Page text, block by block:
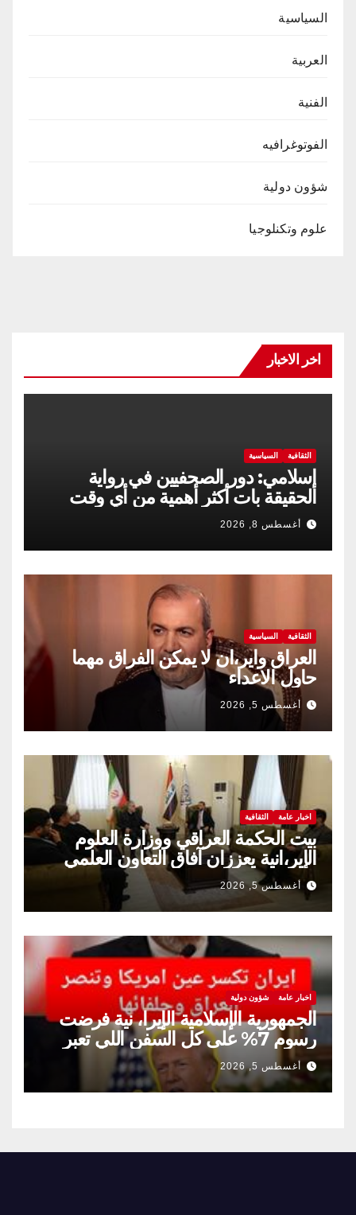
السياسية
العربية
الفنية
الفوتوغرافيه
شؤون دولية
علوم وتكنلوجيا
اخر الاخبار
الثقافية السياسية
إسلامي: دور الصحفيين في رواية
الحقيقة بات أكثر أهمية من أي وقت
مضى
أغسطس 8, 2026
الثقافية السياسية
العراق واير،ان لا يمكن الفراق مهما
حاول الاعداء
أغسطس 5, 2026
اخبار عامة الثقافية
بيت الحكمة العراقي ووزارة العلوم
الإير،انية يعززان آفاق التعاون العلمي
والثقافي.
أغسطس 5, 2026
اخبار عامة شؤون دولية
الجمهورية الإسلامية الإيرا، نية فرضت
رسوم 7% على كل السفن اللي تعبر
مضيق هرمز
أغسطس 5, 2026